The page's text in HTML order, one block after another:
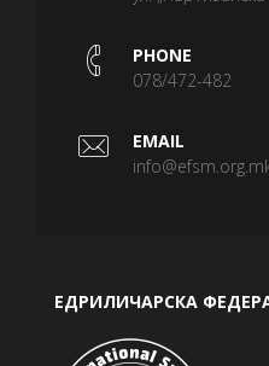
PHONE
078/472-482
EMAIL
ЕДРИЛИЧАРСКА